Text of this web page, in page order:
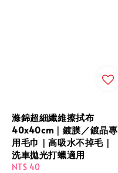
滌錦超細纖維擦拭布
40x40cm｜鍍膜／鍍晶專
用毛巾｜高吸水不掉毛｜
洗車拋光打蠟適用
Regular
NT$ 40